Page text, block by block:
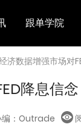
跟单学院
济数据增强市场对
降息信
编：Outrade